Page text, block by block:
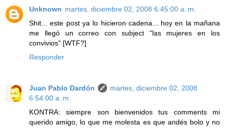
Unknown martes, diciembre 02, 2008 6:45:00 a. m.
Shit... este post ya lo hicieron cadena... hoy en la mañana
me llegó un correo con subject "las mujeres en los
convivios" [WTF?]
Responder
Juan Pablo Dardón
martes, diciembre 02, 2008
6:54:00 a. m.
KONTRA: siempre son bienvenidos tus comments mi
querido amigo, lo que me molesta es que andés bolo y no